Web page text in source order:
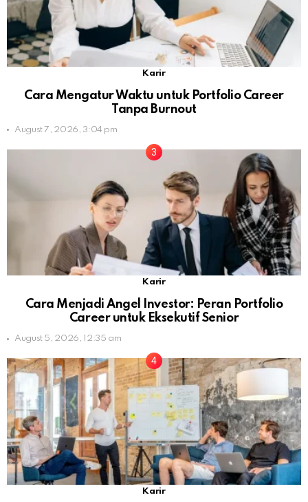
Karir
Cara Mengatur Waktu untuk Portfolio Career
Tanpa Burnout
August 7, 2026, 3:04 pm
Karir
Cara Menjadi Angel Investor: Peran Portfolio
Career untuk Eksekutif Senior
August 5, 2026, 12:35 am
Karir